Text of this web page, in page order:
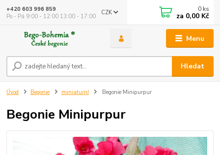
Menu
CZK
Hledat
+420 603 996 859
Po - Pá 9:00 - 12:00 13:00 - 17:00
0 ks
za 0,00 Kč
Úvod Begonie miniaturní Begonie Minipurpur
Begonie Minipurpur